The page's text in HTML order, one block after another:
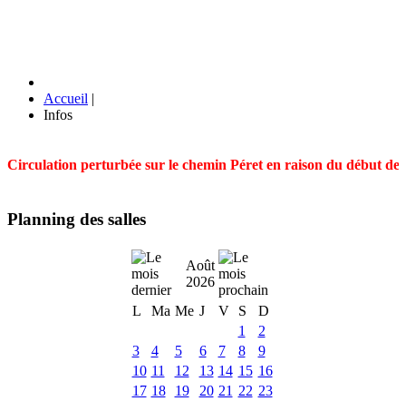
Accueil |
Infos
Circulation perturbée sur le chemin Péret en raison du début
Planning des salles
Août
2026
L
Ma Me J V S
D
1
2
3
4 5 6 7 8
9
10 11 12 13 14 15 16
17 18 19 20 21 22 23